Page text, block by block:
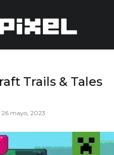
Trails & Tales
26 mayo, 2023